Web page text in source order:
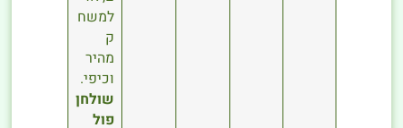
למשח
ק
מהיר
וכיפי.
שולחן
פול